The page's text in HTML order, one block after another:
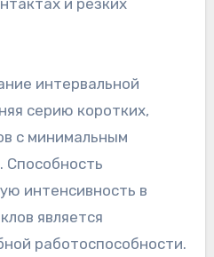
и резких
интервальной
серию коротких,
с минимальным
интенсивность в
является
работоспособности.